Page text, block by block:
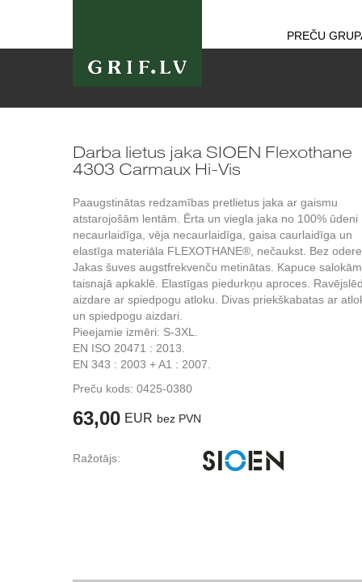
PREČU
Darba lietus jaka SIOEN Flexothane
4303 Carmaux Hi-Vis
Paaugstinātas redzamības pretlietus jaka ar gaismu
atstarojošām lentām. Ērta un viegla jaka no 100% ūdeni
necaurlaidīga, vēja necaurlaidīga, gaisa caurlaidīga un
elastīga materiāla FLEXOTHANE®, nečaukst. Bez
Jakas šuves augstfrekvenču metinātas. Kapuce
taisnajā apkaklē. Elastīgas piedurkņu aproces.
aizdare ar spiedpogu atloku. Divas priekškabatas ar
un spiedpogu aizdari.
Pieejamie izmēri: S-3XL.
EN ISO 20471 : 2013.
EN 343 : 2003 + A1 : 2007.
Preču kods: 0425-0380
63,00 EUR bez PVN
Ražotājs: